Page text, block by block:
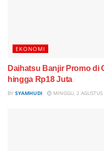
EKONOMI
Daihatsu Banjir Promo di
hingga Rp18 Juta
BY SYAMHUDI MINGGU, 2